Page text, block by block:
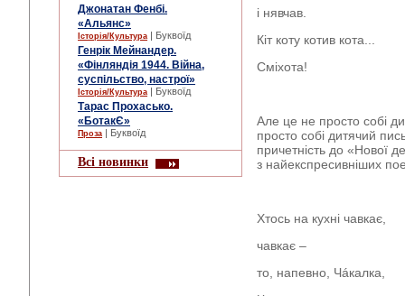
Джонатан Фенбі.
«Альянс»
Історія/Культура | Буквоїд
Генрік Мейнандер.
«Фінляндія 1944. Війна,
суспільство, настрої»
Історія/Культура | Буквоїд
Тарас Прохасько.
«БотакЄ»
Проза | Буквоїд
Всі новинки
і нявчав.
Кіт коту котив кота...
Сміхота!
Але це не просто собі
просто собі дитячий
причетність до «Нової
з найекспресивніших
Хтось на кухні чавкає,
чавкає –
то, напевно, Чáкалка,